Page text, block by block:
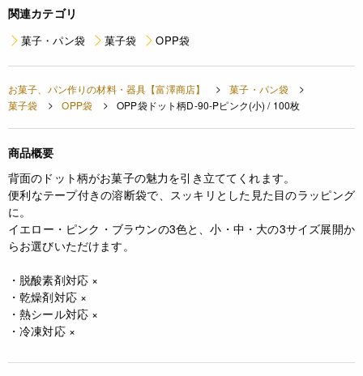
関連カテゴリ
菓子・パン袋 菓子袋 OPP袋
お菓子、パン作りの材料・器具【富澤商店】
菓子・パン袋
菓子袋
OPP袋 OPP袋ドット柄D-90-Pピンク(小) / 100枚
商品概要
背面のドット柄がお菓子の魅力を引き立ててくれます。
便利なテープ付きの溶断袋で、スッキリとした見た目のラッピング
に。
イエロー・ピンク・ブラウンの3色と、小・中・大の3サイズ展開か
らお選びいただけます。
・脱酸素剤対応 ×
・乾燥剤対応 ×
・熱シール対応 ×
・冷凍対応 ×